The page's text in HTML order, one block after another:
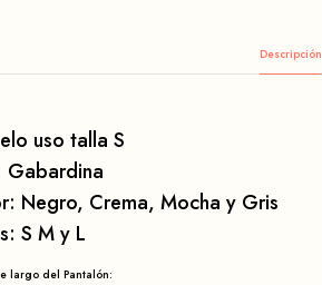
Descripción
uso talla S
Gabardina
Negro, Crema, Mocha y Gris
S M y L
largo del Pantalón: